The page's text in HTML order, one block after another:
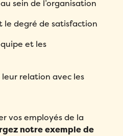
sein de l’organisation
le degré de satisfaction
et les
leur relation avec les
vos employés de la
notre exemple de